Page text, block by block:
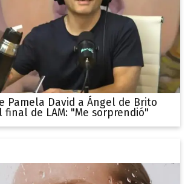
Pamela David a Ángel de Brito
de LAM: "Me sorprendió"